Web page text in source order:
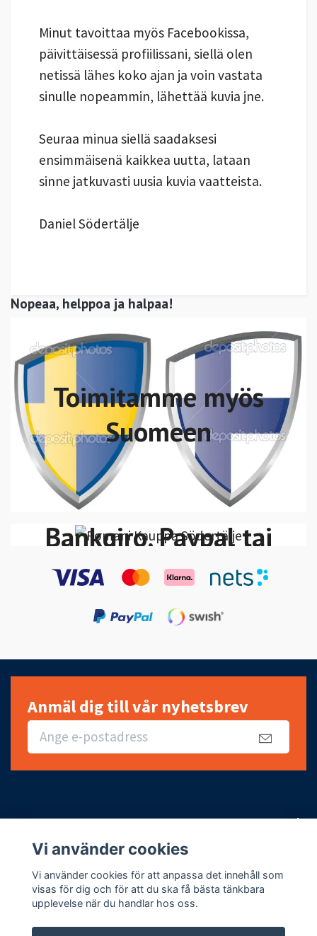
Nopeaa, helppoa ja halpaa!
Toimitamme myös
Suomeen
Voit maksaa Swish,
VISA/MasterCard
Bankgiro, Paypal tai
Klarna Lasku-Maksa
30 päivän kuluessa
Minut tavoittaa myös Facebookissa,
päivittäisessä profiilissani, siellä olen
netissä lähes koko ajan ja voin vastata
sinulle nopeammin, lähettää kuvia jne.
Seuraa minua siellä saadaksesi
ensimmäisenä kaikkea uutta, lataan
sinne jatkuvasti uusia kuvia vaatteista.
Daniel Södertälje
Anmäl dig till vår nyhetsbrev
Fotmeny
Vi använder cookies
Vi använder cookies för att anpassa det innehåll som
visas för dig och för att du ska få bästa tänkbara
upplevelse när du handlar hos oss.